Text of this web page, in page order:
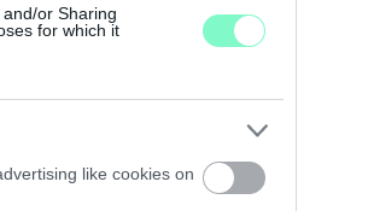
or Sharing
for which it
like cookies on